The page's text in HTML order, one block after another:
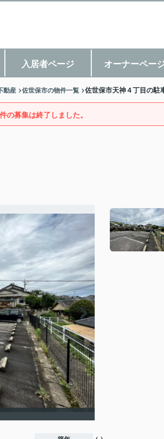
入居者ページ オーナーペー
動産 佐世保市の物件一覧 佐世保市天神４丁目の駐
の募集は終了しました。